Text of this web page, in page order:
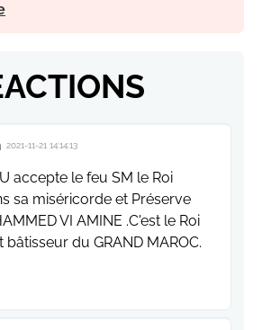
2021-11-21 14:14:13
accepte le feu SM le Roi
sa miséricorde et Préserve
VI AMINE .C'est le Roi
du GRAND MAROC.